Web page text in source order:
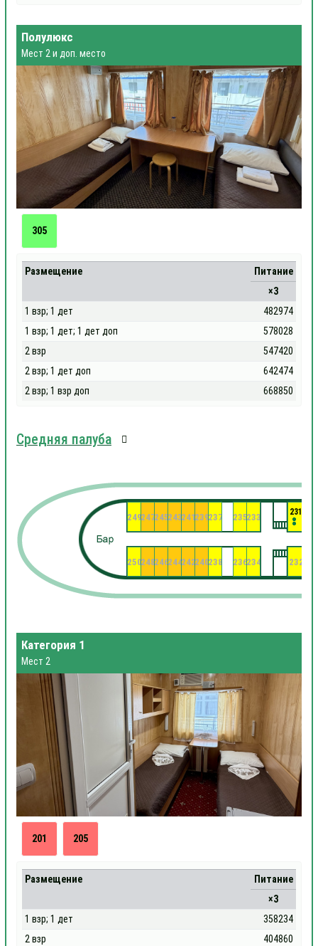
Полулюкс
Мест 2 и доп. место
305
Размещение
Питание
×3
1 взр; 1 дет
482974
1 взр; 1 дет; 1 дет доп
578028
2 взр
547420
2 взр; 1 дет доп
642474
2 взр; 1 взр доп
668850
Средняя палуба
231
232
233
234
235
236
237
238
239
240
241
242
243
244
245
246
247
248
249
250
Категория 1
Мест 2
201 205
Размещение
Питание
×3
1 взр; 1 дет
358234
2 взр
404860